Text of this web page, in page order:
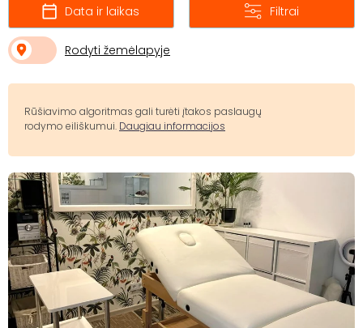
Data ir laikas Filtrai
Rodyti žemėlapyje
Rūšiavimo algoritmas gali turėti įtakos paslaugų
rodymo eiliškumui. Daugiau informacijos